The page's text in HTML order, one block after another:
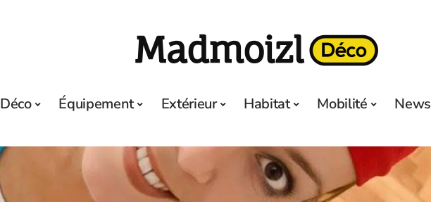
Déco Équipement Extérieur Habitat Mobilité News